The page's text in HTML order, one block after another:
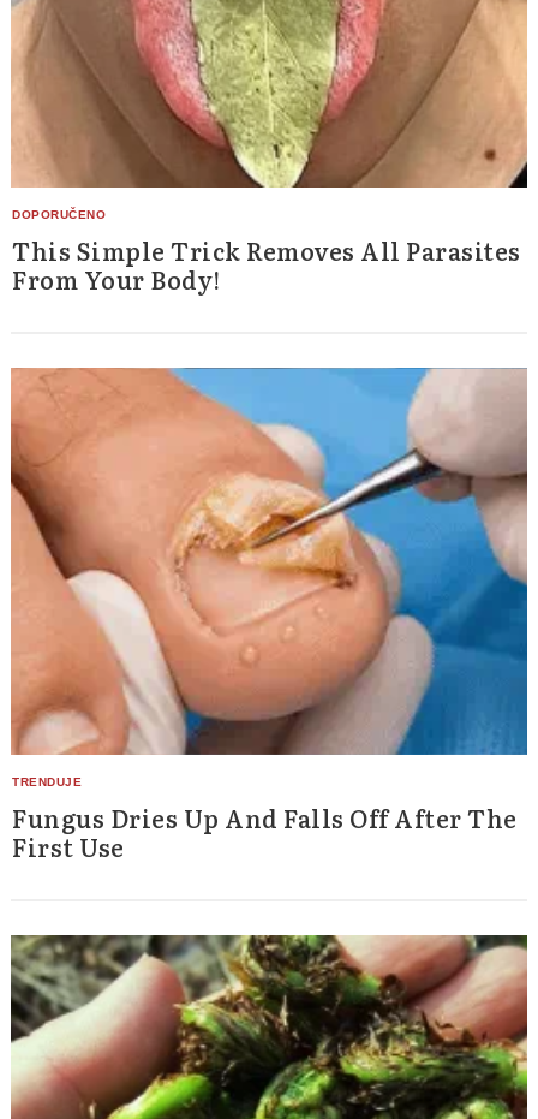
This Simple Trick Removes All Parasites
From Your Body!
Fungus Dries Up And Falls Off After The
First Use
Search
for: